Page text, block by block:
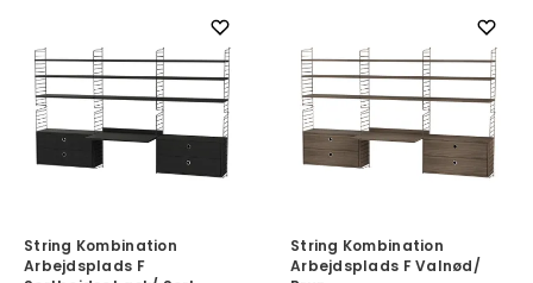
String Kombination
Arbejdsplads F
String Kombination
Arbejdsplads F Valnød/